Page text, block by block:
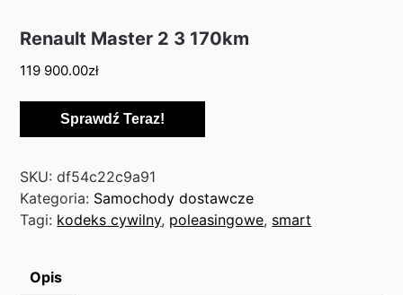
Renault Master 2 3 170km
119 900.00zł
Sprawdź Teraz!
SKU:df54c22c9a91
Kategoria: Samochody dostawcze
Tagi: kodeks cywilny, poleasingowe, smart
Opis